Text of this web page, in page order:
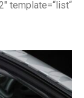
template=“list“